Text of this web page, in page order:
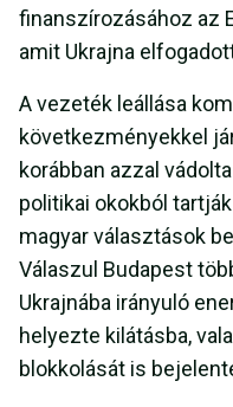
finanszírozásához az
amit Ukrajna
A vezeték leállása
következményekkel
korábban azzal
politikai okokból
magyar választások
Válaszul Budapest
Ukrajnába irányuló
helyezte kilátásba,
blokkolását is